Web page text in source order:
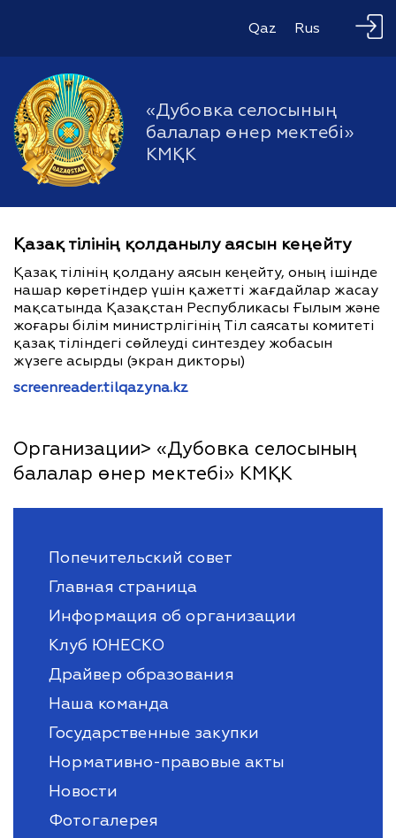
Qaz Rus
«Дубовка селосының
балалар өнер мектебі»
КМҚК
Қазақ тілінің қолданылу аясын кеңейту
Қазақ тілінің қолдану аясын кеңейту, оның ішінде
нашар көретіндер үшін қажетті жағдайлар жасау
мақсатында Қазақстан Республикасы Ғылым және
жоғары білім министрлігінің Тіл саясаты комитеті
қазақ тіліндегі сөйлеуді синтездеу жобасын
жүзеге асырды (экран дикторы)
screenreader.tilqazyna.kz
Организации> «Дубовка селосының
балалар өнер мектебі» КМҚК
Попечительский совет
Главная страница
Информация об организации
Клуб ЮНЕСКО
Драйвер образования
Наша команда
Государственные закупки
Нормативно-правовые акты
Новости
Фотогалерея